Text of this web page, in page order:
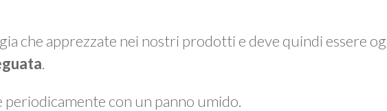
che apprezzate nei nostri prodotti e deve quindi essere
.
con un panno umido.